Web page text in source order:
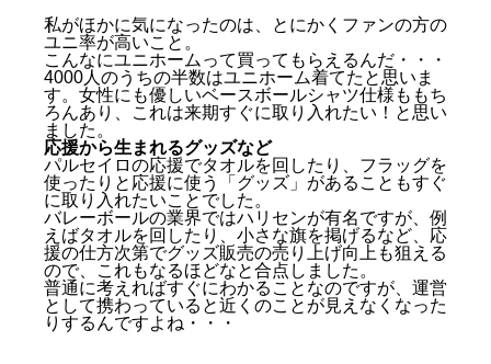
私がほかに気になったのは、とにかくファンの方の
ユニ率が高いこと。
こんなにユニホームって買ってもらえるんだ・・・
4000人のうちの半数はユニホーム着てたと思いま
す。女性にも優しいベースボールシャツ仕様ももち
ろんあり、これは来期すぐに取り入れたい！と思い
ました。
応援から生まれるグッズなど
パルセイロの応援でタオルを回したり、フラッグを
使ったりと応援に使う「グッズ」があることもすぐ
に取り入れたいことでした。
バレーボールの業界ではハリセンが有名ですが、例
えばタオルを回したり、小さな旗を掲げるなど、応
援の仕方次第でグッズ販売の売り上げ向上も狙える
ので、これもなるほどなと合点しました。
普通に考えればすぐにわかることなのですが、運営
として携わっていると近くのことが見えなくなった
りするんですよね・・・